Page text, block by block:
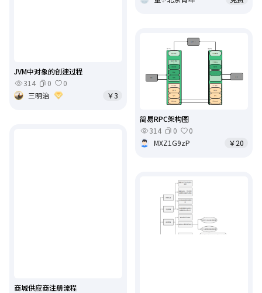
JVM中对象的创建过程
314
0
0
三明治
￥3
简易RPC架构图
314
0
0
MXZ1G9zP
￥20
商城供应商注册流程